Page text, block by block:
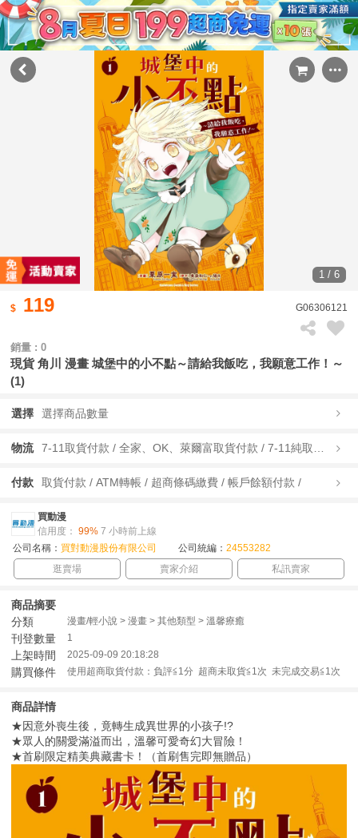
1 / 6
119 G06306121
銷量 : 0
現貨 角川 漫畫 城堡中的小不點～請給我飯吃，我願意工作！～
(1)
選擇 選擇商品數量
物流
付款 取貨付款 / ATM轉帳 / 超商條碼繳費 / 帳戶餘額付款 /
買動漫
信用度： 99% 7 小時前上線
公司名稱： 買對動漫股份有限公司 公司統編： 24553282
逛賣場
賣家介紹 私訊賣家
商品摘要
分類
漫畫/輕小說 > 漫畫 > 其他類型 > 溫馨療癒
刊登數量 1
上架時間 2025-09-09 20:18:28
購買條件 使用超商取貨付款：負評≦1分 超商未取貨≦1次 未完成交易≦1次
商品詳情
★因意外喪生後，竟轉生成異世界的小孩子!?
★眾人的關愛滿溢而出，溫馨可愛奇幻大冒險！
★首刷限定精美典藏書卡！（首刷售完即無贈品）